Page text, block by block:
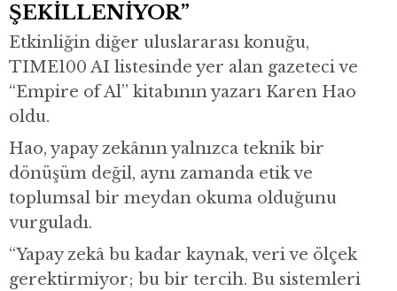
ŞEKİLLENİYOR”
Etkinliğin diğer uluslararası konuğu,
TIME100 AI listesinde yer alan gazeteci ve
“Empire of Al” kitabının yazarı Karen Hao
oldu.
Hao, yapay zekânın yalnızca teknik bir
dönüşüm değil, aynı zamanda etik ve
toplumsal bir meydan okuma olduğunu
vurguladı.
“Yapay zekâ bu kadar kaynak, veri ve ölçek
gerektirmiyor; bu bir tercih. Bu sistemleri